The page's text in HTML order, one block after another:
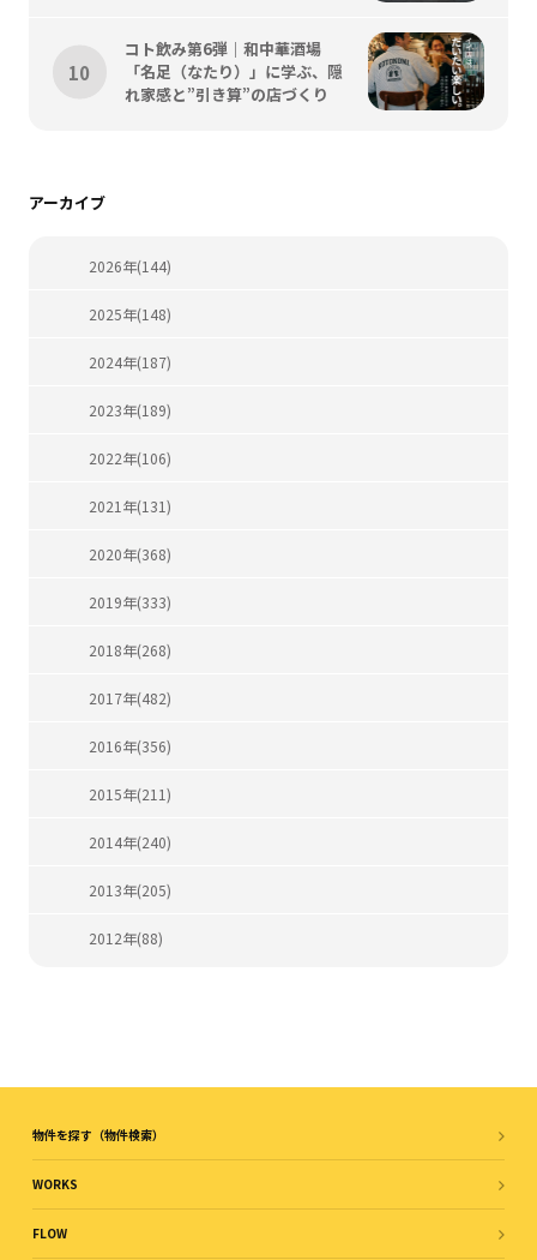
コト飲み第6弾｜和中華酒場
「名足（なたり）」に学ぶ、隠
れ家感と”引き算”の店づくり
アーカイブ
2026年(144)
2025年(148)
2024年(187)
2023年(189)
2022年(106)
2021年(131)
2020年(368)
2019年(333)
2018年(268)
2017年(482)
2016年(356)
2015年(211)
2014年(240)
2013年(205)
2012年(88)
物件を探す（物件検索）
WORKS
FLOW